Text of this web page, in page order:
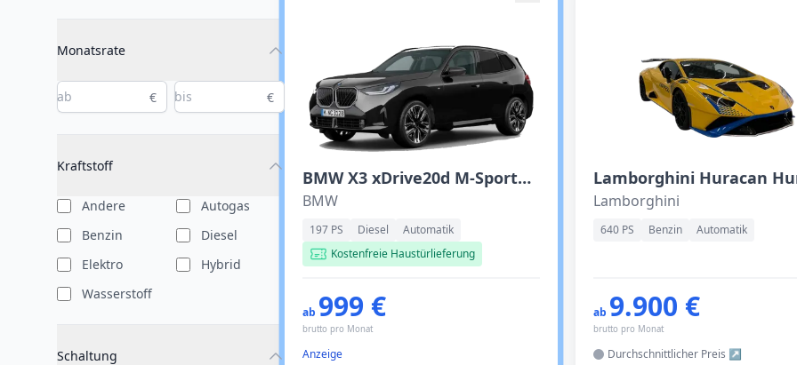
Monatsrate
€ €
Kraftstoff
Andere
Autogas
Benzin
Diesel
Elektro
Hybrid
Wasserstoff
Schaltung
BMW X3 xDrive20d M-Sportpaket
BMW
197 PS Diesel
Automatik
Kostenfreie Haustürlieferung
ab 999 €
brutto pro Monat
Anzeige
Lamborghini
640 PS Benzin Automatik
ab 9.900 €
brutto pro Monat
Durchschnittlicher Preis